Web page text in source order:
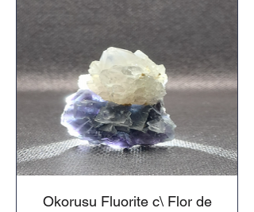
Okorusu Fluorite c\ Flor de